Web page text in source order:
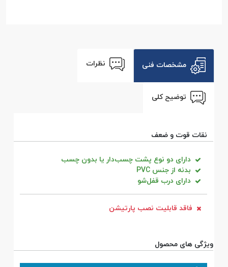
مشخصات فنی نظرات
توضیح کلی
نقات قوت و ضعف
دارای دو نوع پشت‌ چسب‌دار یا بدون چسب
بدنه از جنس PVC
دارای درب قفل‌شو
فاقد قابلیت نصب پارتیشن
ویژگی های محصول